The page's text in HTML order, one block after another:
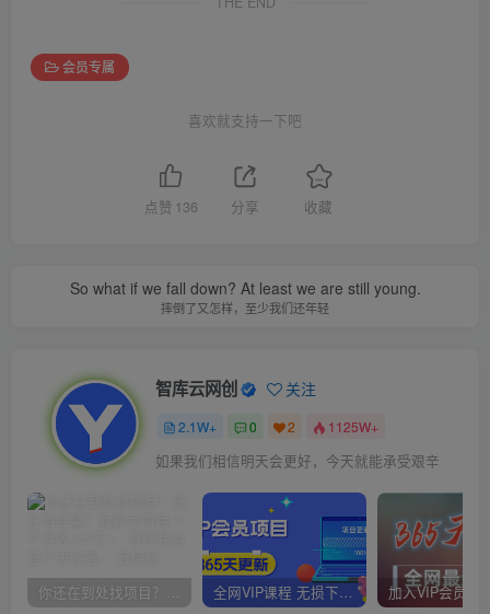
会员专属
喜欢就支持一下吧
点赞 136 分享 收藏
So what if we fall down? At least we are still young.
摔倒了又怎样，至少我们还年轻
智库云网创 关注
2.1W+ 0 2 1125W+
如果我们相信明天会更好，今天就能承受艰辛
你还在到处找项目？还在当韭菜？我靠卖项目一个月收入5万+，曾经我也是个失败者。 全网VIP课程 无损下载~